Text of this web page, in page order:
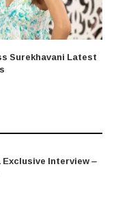
Surekhavani Latest
Interview –